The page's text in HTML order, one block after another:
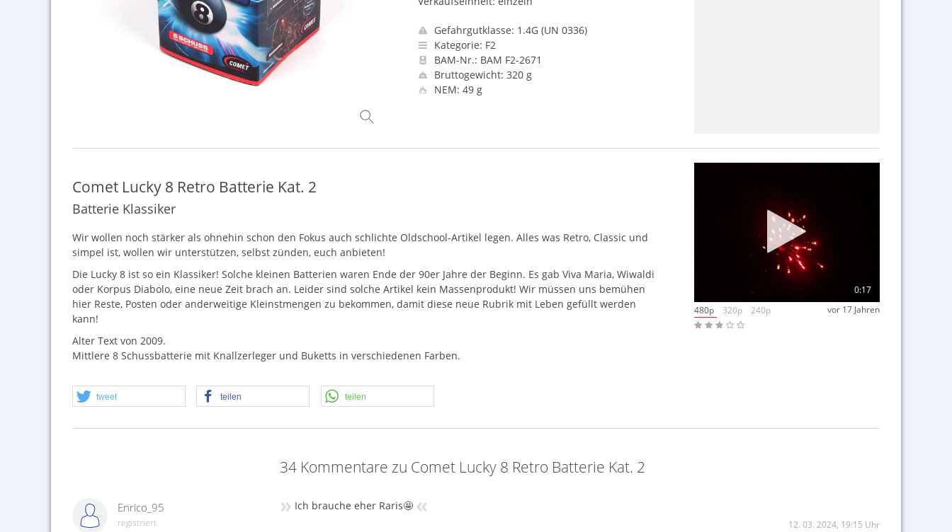
Gefahrgutklasse: 1.4G (UN 0336)
Kategorie: F2
BAM-Nr.: BAM F2-2671
Bruttogewicht: 320 g
NEM: 49 g
Comet Lucky 8 Retro Batterie Kat. 2
Batterie Klassiker
Wir wollen noch stärker als ohnehin schon den Fokus auch schlichte Oldschool-Artikel legen. Alles was Retro, Classic und
simpel ist, wollen wir unterstützen, selbst zünden, euch anbieten!
Die Lucky 8 ist so ein Klassiker! Solche kleinen Batterien waren Ende der 90er Jahre der Beginn. Es gab Viva Maria, Wiwaldi
oder Korpus Diabolo, eine neue Zeit brach an. Leider sind solche Artikel kein Massenprodukt! Wir müssen uns bemühen
hier Reste, Posten oder anderweitige Kleinstmengen zu bekommen, damit diese neue Rubrik mit Leben gefüllt werden
kann!
Alter Text von 2009.
Mittlere 8 Schussbatterie mit Knallzerleger und Buketts in verschiedenen Farben.
tweet teilen teilen
0:17
480p
320p 240p vor 17 Jahren
34 Kommentare zu Comet Lucky 8 Retro Batterie Kat. 2
Enrico_95
registriert
» Ich brauche eher Raris🤩 «
12. 03. 2024, 19:15 Uhr